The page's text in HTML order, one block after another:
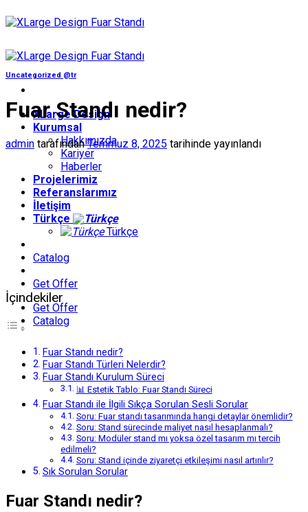
atla
XLarge Design
Kurumsal
Hakkımızda
Kariyer
Haberler
Projelerimiz
Referanslarımız
İletişim
Türkçe
Türkçe
Catalog
Get Offer
Get Offer
Catalog
Uncategorized @tr
Fuar Standı nedir?
admin tarafından Temmuz 8, 2025 tarihinde yayınlandı
İçindekiler
Fuar Standı nedir?
Fuar Standı Türleri Nelerdir?
Fuar Standı Kurulum Süreci
📊 Estetik Tablo: Fuar Standı Süreci
Fuar Standı ile İlgili Sıkça Sorulan Sesli Sorular
Soru: Fuar standı tasarımında hangi detaylar önemlidir?
Soru: Stand sürecinde maliyet nasıl hesaplanmalı?
Soru: Modüler stand mı yoksa özel tasarım mı tercih
edilmeli?
Soru: Stand içinde ziyaretçi etkileşimi nasıl artırılır?
Sık Sorulan Sorular
Fuar Standı nedir?